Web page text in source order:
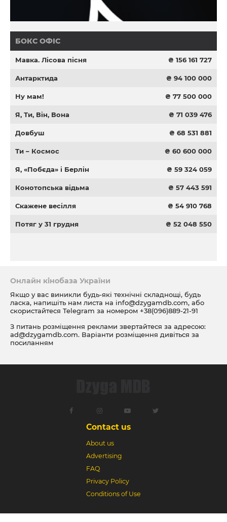
БОКС ОФІС
Мавка. Лісова пісня ₴ 156 161 727
Антарктида ₴ 94 100 000
Ну мам! ₴ 77 500 000
Я, Ти, Він, Вона ₴ 71 039 476
Довбуш ₴ 68 531 881
Ти – Космос ₴ 60 600 000
Я, «Побєда» і Берлін ₴ 59 324 059
Конотопська відьма ₴ 57 443 591
Скажене весілля ₴ 54 910 768
Потяг у 31 грудня ₴ 52 048 550
Онлайн кінобаза України
Якщо у вас виникли будь-які технічні складнощі, будь
ласка, напишіть нам листа на info@dzygamdb.com, або
скористайтеся Telegram за номером +38(096)889-21-91
З питань розміщення реклами звертайтеся за адресою:
ad@dzygamdb.com. Варіанти розміщення дивіться за
посиланням
Contact us
About us
Advertising
FAQ
Privacy Policy
Conditions of Use